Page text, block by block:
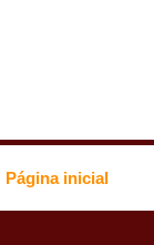
Página inicial